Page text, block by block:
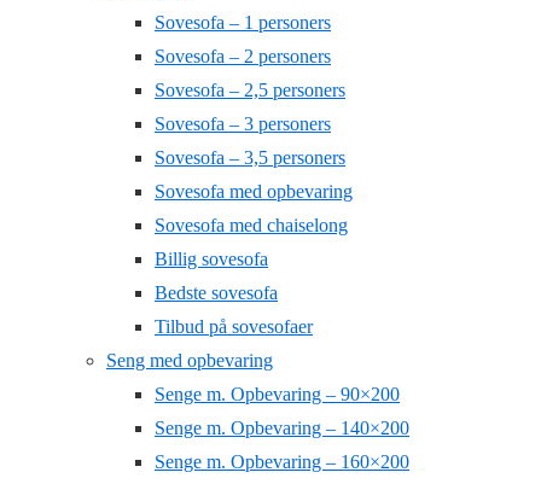
Sovesofa – 1 personers
Sovesofa – 2 personers
Sovesofa – 2,5 personers
Sovesofa – 3 personers
Sovesofa – 3,5 personers
Sovesofa med opbevaring
Sovesofa med chaiselong
Billig sovesofa
Bedste sovesofa
Tilbud på sovesofaer
Seng med opbevaring
Senge m. Opbevaring – 90×200
Senge m. Opbevaring – 140×200
Senge m. Opbevaring – 160×200